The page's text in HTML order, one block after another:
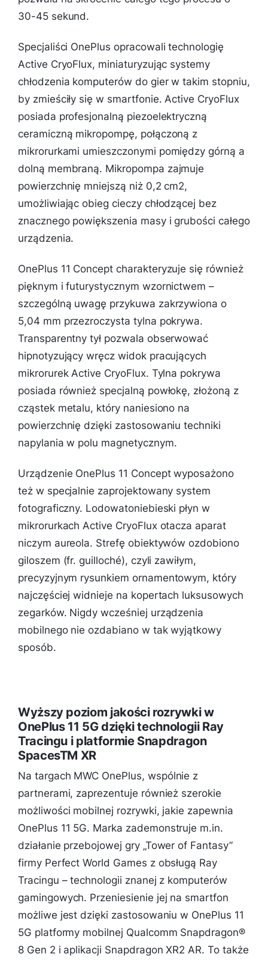
30-45 sekund.
Specjaliści OnePlus opracowali technologię
Active CryoFlux, miniaturyzując systemy
chłodzenia komputerów do gier w takim stopniu,
by zmieściły się w smartfonie. Active CryoFlux
posiada profesjonalną piezoelektryczną
ceramiczną mikropompę, połączoną z
mikrorurkami umieszczonymi pomiędzy górną a
dolną membraną. Mikropompa zajmuje
powierzchnię mniejszą niż 0,2 cm2,
umożliwiając obieg cieczy chłodzącej bez
znacznego powiększenia masy i grubości całego
urządzenia.
OnePlus 11 Concept charakteryzuje się również
pięknym i futurystycznym wzornictwem –
szczególną uwagę przykuwa zakrzywiona o
5,04 mm przezroczysta tylna pokrywa.
Transparentny tył pozwala obserwować
hipnotyzujący wręcz widok pracujących
mikrorurek Active CryoFlux. Tylna pokrywa
posiada również specjalną powłokę, złożoną z
cząstek metalu, który naniesiono na
powierzchnię dzięki zastosowaniu techniki
napylania w polu magnetycznym.
Urządzenie OnePlus 11 Concept wyposażono
też w specjalnie zaprojektowany system
fotograficzny. Lodowatoniebieski płyn w
mikrorurkach Active CryoFlux otacza aparat
niczym aureola. Strefę obiektywów ozdobiono
giloszem (fr. guilloché), czyli zawiłym,
precyzyjnym rysunkiem ornamentowym, który
najczęściej widnieje na kopertach luksusowych
zegarków. Nigdy wcześniej urządzenia
mobilnego nie ozdabiano w tak wyjątkowy
sposób.
Wyższy poziom jakości rozrywki w
OnePlus 11 5G dzięki technologii Ray
Tracingu i platformie Snapdragon
SpacesTM XR
Na targach MWC OnePlus, wspólnie z
partnerami, zaprezentuje również szerokie
możliwości mobilnej rozrywki, jakie zapewnia
OnePlus 11 5G. Marka zademonstruje m.in.
działanie przebojowej gry „Tower of Fantasy”
firmy Perfect World Games z obsługą Ray
Tracingu – technologii znanej z komputerów
gamingowych. Przeniesienie jej na smartfon
możliwe jest dzięki zastosowaniu w OnePlus 11
5G platformy mobilnej Qualcomm Snapdragon®
8 Gen 2 i aplikacji Snapdragon XR2 AR. To także